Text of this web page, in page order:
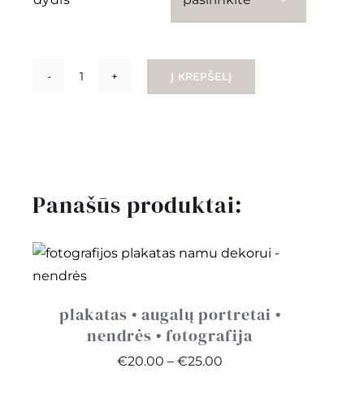
juodi
Į KREPŠELĮ
Panašūs produktai:
plakatas • augalų portretai •
nendrės • fotografija
€20.00 – €25.00